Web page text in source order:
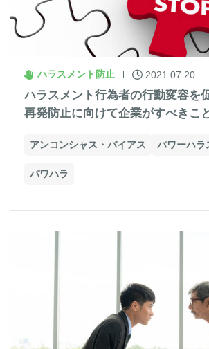
ハラスメント防止 2021.07.20
ハラスメント行為者の行動変容を
再発防止に向けて企業がすべきこ
アンコンシャス・バイアス パワーハラ
パワハラ